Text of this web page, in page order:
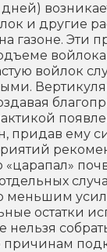
и другие
газоне. Эти
войлока
войлок
придав ему
«царапал»
меньшим
остатки
нельзя